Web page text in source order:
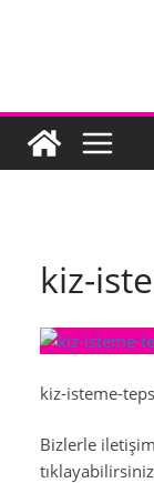
kiz-
kiz-isteme-
Bizlerle